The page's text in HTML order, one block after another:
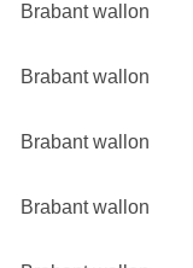
Brabant wallon
Brabant wallon
Brabant wallon
Brabant wallon